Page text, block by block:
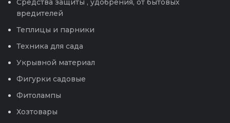
Средства защиты , удобрения, от бытовых
вредителей
Теплицы и парники
Техника для сада
Укрывной материал
Фигурки садовые
Фитолампы
Хозтовары